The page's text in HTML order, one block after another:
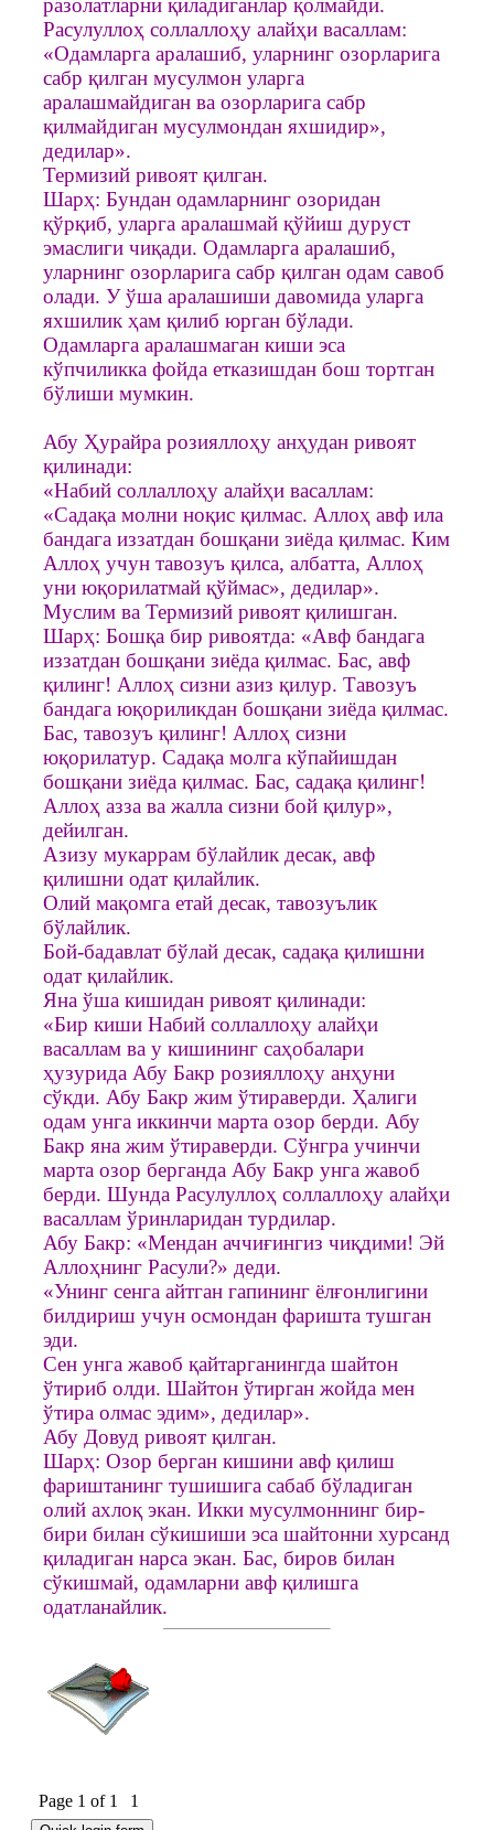
разолатларни қиладиганлар қолмайди.
Расулуллоҳ соллаллоҳу алайҳи васаллам:
«Одамларга аралашиб, уларнинг озорларига
сабр қилган мусулмон уларга
аралашмайдиган ва озорларига сабр
қилмайдиган мусулмондан яхшидир»,
дедилар».
Термизий ривоят қилган.
Шарҳ: Бундан одамларнинг озоридан
қўрқиб, уларга аралашмай қўйиш дуруст
эмаслиги чиқади. Одамларга аралашиб,
уларнинг озорларига сабр қилган одам савоб
олади. У ўша аралашиши давомида уларга
яхшилик ҳам қилиб юрган бўлади.
Одамларга аралашмаган киши эса
кўпчиликка фойда етказишдан бош тортган
бўлиши мумкин.
Абу Ҳурайра розияллоҳу анҳудан ривоят
қилинади:
«Набий соллаллоҳу алайҳи васаллам:
«Садақа молни ноқис қилмас. Аллоҳ авф ила
бандага иззатдан бошқани зиёда қилмас. Ким
Аллоҳ учун тавозуъ қилса, албатта, Аллоҳ
уни юқорилатмай қўймас», дедилар».
Муслим ва Термизий ривоят қилишган.
Шарҳ: Бошқа бир ривоятда: «Авф бандага
иззатдан бошқани зиёда қилмас. Бас, авф
қилинг! Аллоҳ сизни азиз қилур. Тавозуъ
бандага юқориликдан бошқани зиёда қилмас.
Бас, тавозуъ қилинг! Аллоҳ сизни
юқорилатур. Садақа молга кўпайишдан
бошқани зиёда қилмас. Бас, садақа қилинг!
Аллоҳ азза ва жалла сизни бой қилур»,
дейилган.
Азизу мукаррам бўлайлик десак, авф
қилишни одат қилайлик.
Олий мақомга етай десак, тавозуълик
бўлайлик.
Бой-бадавлат бўлай десак, садақа қилишни
одат қилайлик.
Яна ўша кишидан ривоят қилинади:
«Бир киши Набий соллаллоҳу алайҳи
васаллам ва у кишининг саҳобалари
ҳузурида Абу Бакр розияллоҳу анҳуни
сўкди. Абу Бакр жим ўтираверди. Ҳалиги
одам унга иккинчи марта озор берди. Абу
Бакр яна жим ўтираверди. Сўнгра учинчи
марта озор берганда Абу Бакр унга жавоб
берди. Шунда Расулуллоҳ соллаллоҳу алайҳи
васаллам ўринларидан турдилар.
Абу Бакр: «Мендан аччиғингиз чиқдими! Эй
Аллоҳнинг Расули?» деди.
«Унинг сенга айтган гапининг ёлғонлигини
билдириш учун осмондан фаришта тушган
эди.
Сен унга жавоб қайтарганингда шайтон
ўтириб олди. Шайтон ўтирган жойда мен
ўтира олмас эдим», дедилар».
Абу Довуд ривоят қилган.
Шарҳ: Озор берган кишини авф қилиш
фариштанинг тушишига сабаб бўладиган
олий ахлоқ экан. Икки мусулмоннинг бир-
бири билан сўкишиши эса шайтонни хурсанд
қиладиган нарса экан. Бас, биров билан
сўкишмай, одамларни авф қилишга
одатланайлик.
Page 1 of 1 1